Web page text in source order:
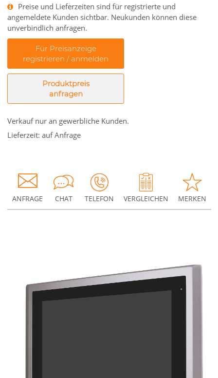
Preise und Lieferzeiten sind für registrierte und
angemeldete Kunden sichtbar. Neukunden können diese
unverbindlich anfragen.
Für Preisanzeige
registrieren / anmelden
Produktpreis
anfragen
Verkauf nur an gewerbliche Kunden.
Lieferzeit: auf Anfrage
ANFRAGE CHAT TELEFON VERGLEICHEN MERKEN